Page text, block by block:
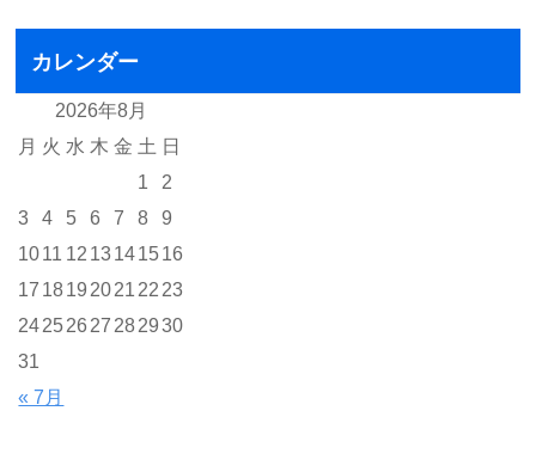
カレンダー
2026年8月
月 火 水 木 金 土 日
« 7月
1
2
3
4 5 6 7 8
9
1011 12 13141516
17 1819 2021 22 23
242526 27 2829 30
31